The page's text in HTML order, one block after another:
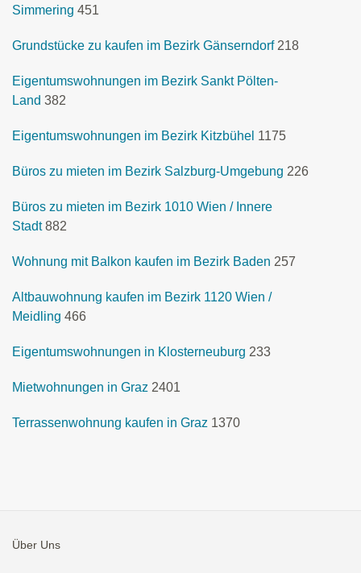
Simmering 451
Grundstücke zu kaufen im Bezirk Gänserndorf 218
Eigentumswohnungen im Bezirk Sankt Pölten-
Land 382
Eigentumswohnungen im Bezirk Kitzbühel 1175
Büros zu mieten im Bezirk Salzburg-Umgebung 226
Büros zu mieten im Bezirk 1010 Wien / Innere
Stadt 882
Wohnung mit Balkon kaufen im Bezirk Baden 257
Altbauwohnung kaufen im Bezirk 1120 Wien /
Meidling 466
Eigentumswohnungen in Klosterneuburg 233
Mietwohnungen in Graz 2401
Terrassenwohnung kaufen in Graz 1370
Über Uns